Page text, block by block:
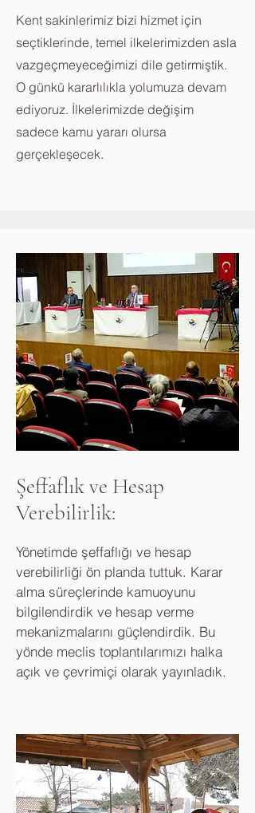
​Kent sakinlerimiz bizi hizmet için
seçtiklerinde, temel ilkelerimizden asla
vazgeçmeyeceğimizi dile getirmiştik.
O günkü kararlılıkla yolumuza devam
ediyoruz. İlkelerimizde değişim
sadece kamu yararı olursa
gerçekleşecek.
Şeffaflık ve Hesap
Verebilirlik:
Yönetimde şeffaflığı ve hesap
verebilirliği ön planda tuttuk. Karar
alma süreçlerinde kamuoyunu
bilgilendirdik ve hesap verme
mekanizmalarını güçlendirdik. Bu
yönde meclis toplantılarımızı halka
açık ve çevrimiçi olarak yayınladık.